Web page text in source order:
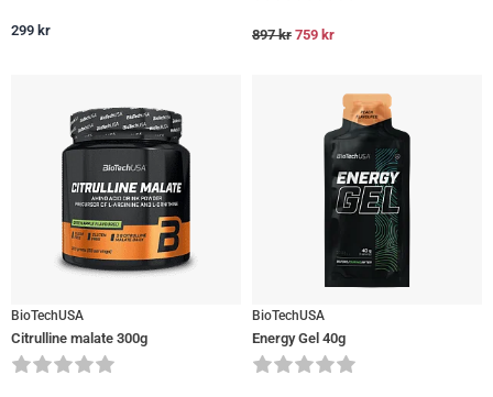
299 kr 897kr 759 kr
BioTechUSA
Citrulline malate 300g
BioTechUSA
Energy Gel 40g